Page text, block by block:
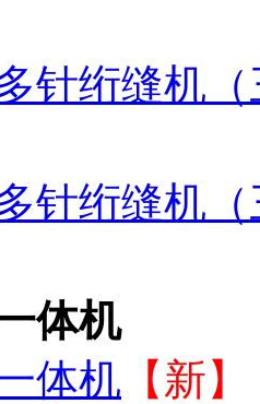
针绗缝机
针绗缝机
体机
体机 【新】